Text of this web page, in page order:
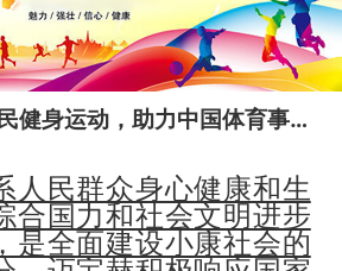
迈宝赫：推动全民健身运动，助力中国体育事业发展
人民群众身心健康和生
合国力和社会文明进步
是全面建设小康社会的